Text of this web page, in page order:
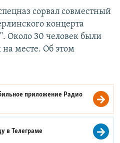
сорвал совместный
концерта
Около 30 человек были
месте. Об этом
приложение Радио
вТелеграме